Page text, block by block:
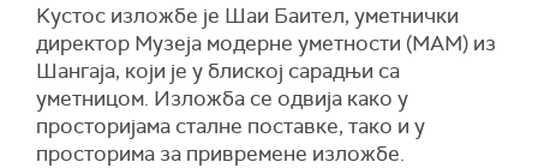
Kустос изложбе је Шаи Баител, уметнички
директор Музеја модерне уметности (МАМ) из
Шангаја, који је у блиској сарадњи са
уметницом. Изложба се одвија како у
просторијама сталне поставке, тако и у
просторима за привремене изложбе.